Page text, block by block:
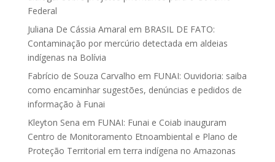
Federal
Juliana De Cássia Amaral em BRASIL DE FATO:
Contaminação por mercúrio detectada em aldeias
indígenas na Bolívia
Fabrício de Souza Carvalho em FUNAI: Ouvidoria: saiba
como encaminhar sugestões, denúncias e pedidos de
informação à Funai
Kleyton Sena em FUNAI: Funai e Coiab inauguram
Centro de Monitoramento Etnoambiental e Plano de
Proteção Territorial em terra indígena no Amazonas